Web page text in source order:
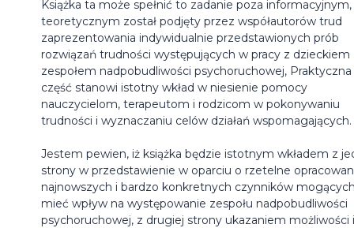
Książka ta może spełnić to zadanie poza informacyjnym,
teoretycznym został podjęty przez współautorów trud
zaprezentowania indywidualnie przedstawionych prób
rozwiązań trudności występujących w pracy z dzieckiem
zespołem nadpobudliwości psychoruchowej, Praktyczna
część stanowi istotny wkład w niesienie pomocy
nauczycielom, terapeutom i rodzicom w pokonywaniu
trudności i wyznaczaniu celów działań wspomagających.
Jestem pewien, iż książka będzie istotnym wkładem z
strony w przedstawienie w oparciu o rzetelne
najnowszych i bardzo konkretnych czynników
mieć wpływ na występowanie zespołu nadpobudliwości
psychoruchowej, z drugiej strony ukazaniem możliwości i